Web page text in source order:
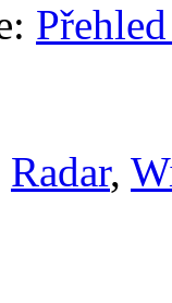
Radar,